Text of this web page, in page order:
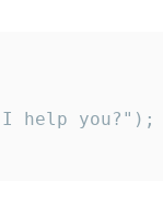
help you?");